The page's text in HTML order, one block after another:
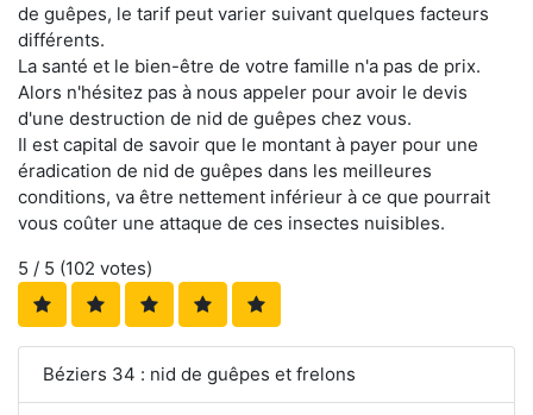
de guêpes, le tarif peut varier suivant quelques facteurs
différents.
La santé et le bien-être de votre famille n'a pas de prix.
Alors n'hésitez pas à nous appeler pour avoir le devis
d'une destruction de nid de guêpes chez vous.
Il est capital de savoir que le montant à payer pour une
éradication de nid de guêpes dans les meilleures
conditions, va être nettement inférieur à ce que pourrait
vous coûter une attaque de ces insectes nuisibles.
5 / 5 (102 votes)
Béziers 34 : nid de guêpes et frelons